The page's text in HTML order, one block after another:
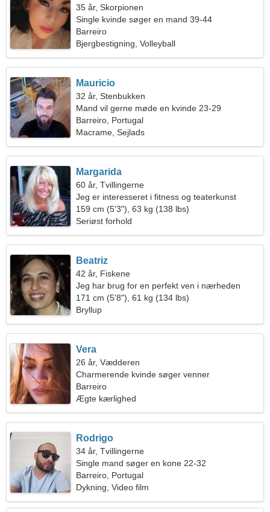
35 år, Skorpionen
Single kvinde søger en mand 39-44
Barreiro
Bjergbestigning, Volleyball
Mauricio
32 år, Stenbukken
Mand vil gerne møde en kvinde 23-29
Barreiro, Portugal
Macrame, Sejlads
Margarida
60 år, Tvillingerne
Jeg er interesseret i fitness og teaterkunst
159 cm (5'3"), 63 kg (138 lbs)
Seriøst forhold
Beatriz
42 år, Fiskene
Jeg har brug for en perfekt ven i nærheden
171 cm (5'8"), 61 kg (134 lbs)
Bryllup
Vera
26 år, Vædderen
Charmerende kvinde søger venner
Barreiro
Ægte kærlighed
Rodrigo
34 år, Tvillingerne
Single mand søger en kone 22-32
Barreiro, Portugal
Dykning, Video film